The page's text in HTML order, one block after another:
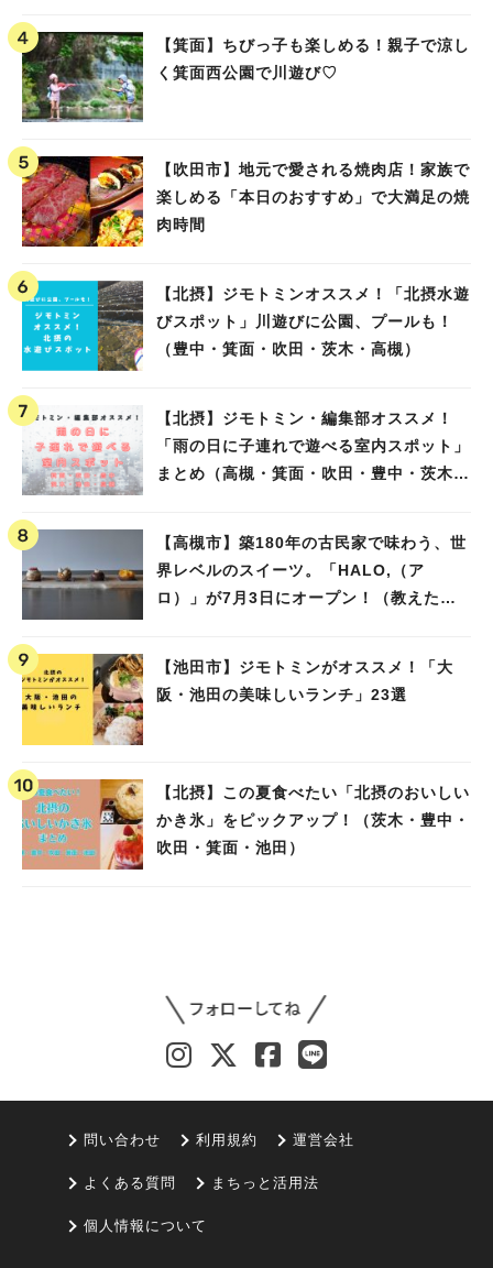
【箕面】ちびっ子も楽しめる！親子で涼し
く箕面西公園で川遊び♡
【吹田市】地元で愛される焼肉店！家族で
楽しめる「本日のおすすめ」で大満足の焼
肉時間
【北摂】ジモトミンオススメ！「北摂水遊
びスポット」川遊びに公園、プールも！
（豊中・箕面・吹田・茨木・高槻）
【北摂】ジモトミン・編集部オススメ！
「雨の日に子連れで遊べる室内スポット」
まとめ（高槻・箕面・吹田・豊中・茨木・
【高槻市】築180年の古民家で味わう、世
界レベルのスイーツ。「HALO,（ア
ロ）」が7月3日にオープン！（教えたい/
【池田市】ジモトミンがオススメ！「大
阪・池田の美味しいランチ」23選
【北摂】この夏食べたい「北摂のおいしい
かき氷」をピックアップ！（茨木・豊中・
吹田・箕面・池田）
問い合わせ 利用規約 運営会社
よくある質問 まちっと活用法
個人情報について